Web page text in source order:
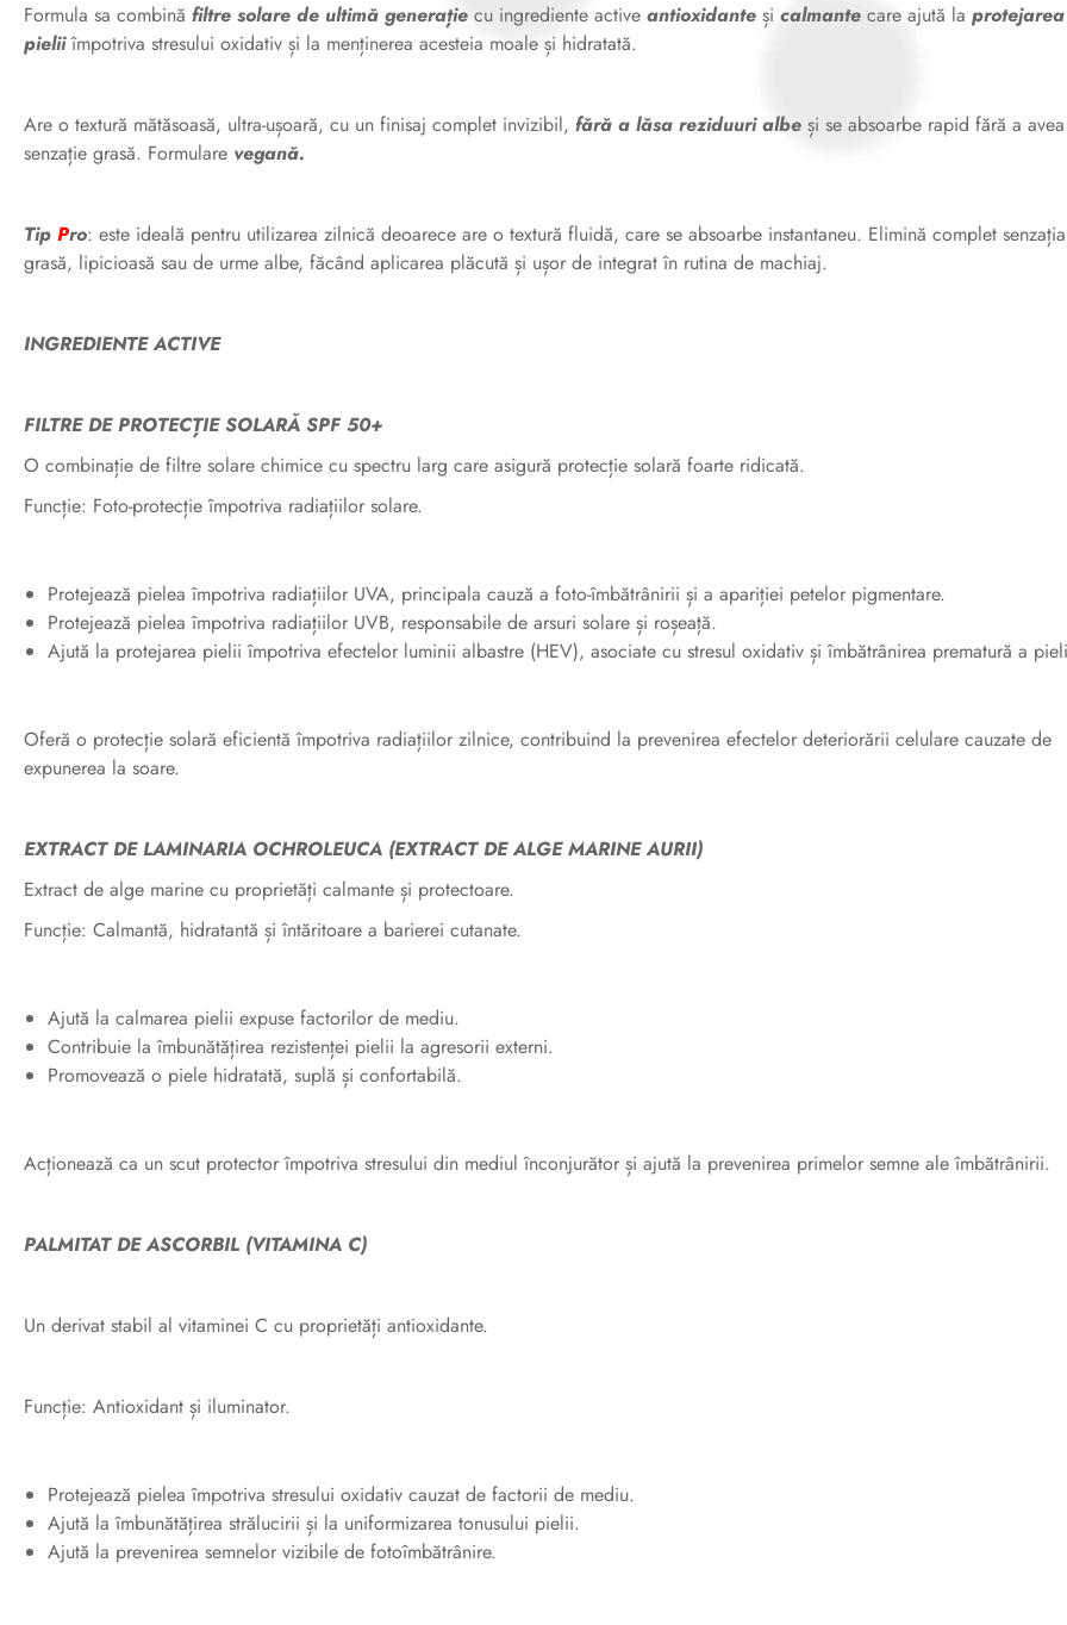
Formula sa combină filtre solare de ultimă generație cu ingrediente active antioxidante și calmante care ajută la protejarea
pieliiîmpotriva stresului oxidativ și la menținerea acesteia moale și hidratată.
Are o textură mătăsoasă, ultra-ușoară, cu un finisaj complet invizibil, fără a lăsa reziduuri albe și se absoarbe rapid fără a
senzație grasă. Formulare vegană.
Tip Pro: este ideală pentru utilizarea zilnică deoarece are o textură fluidă, care se absoarbe instantaneu. Elimină complet senzația
grasă, lipicioasă sau de urme albe, făcând aplicarea plăcută și ușor de integrat în rutina de machiaj.
INGREDIENTE ACTIVE
FILTRE DE PROTECȚIE SOLARĂ SPF 50+
O combinație de filtre solare chimice cu spectru larg care asigură protecție solară foarte ridicată.
Funcție: Foto-protecție împotriva radiațiilor solare.
Protejează pielea împotriva radiațiilor UVA, principala cauză a foto-îmbătrânirii și a apariției petelor pigmentare.
Protejează pielea împotriva radiațiilor UVB, responsabile de arsuri solare și roșeață.
Ajută la protejarea pielii împotriva efectelor luminii albastre (HEV), asociate cu stresul oxidativ și îmbătrânirea prematură a
Oferă o protecție solară eficientă împotriva radiațiilor zilnice, contribuind la prevenirea efectelor deteriorării celulare cauzate de
expunerea la soare.
EXTRACT DE LAMINARIA OCHROLEUCA (EXTRACT DE ALGE MARINE AURII)
Extract de alge marine cu proprietăți calmante și protectoare.
Funcție: Calmantă, hidratantă și întăritoare a barierei cutanate.
Ajută la calmarea pielii expuse factorilor de mediu.
Contribuie la îmbunătățirea rezistenței pielii la agresorii externi.
Promovează o piele hidratată, suplă și confortabilă.
Acționează ca un scut protector împotriva stresului din mediul înconjurător și ajută la prevenirea primelor semne ale îmbătrânirii.
PALMITAT DE ASCORBIL (VITAMINA C)
Un derivat stabil al vitaminei C cu proprietăți antioxidante.
Funcție: Antioxidant și iluminator.
Protejează pielea împotriva stresului oxidativ cauzat de factorii de mediu.
Ajută la îmbunătățirea strălucirii și la uniformizarea tonusului pielii.
Ajută la prevenirea semnelor vizibile de fotoîmbătrânire.